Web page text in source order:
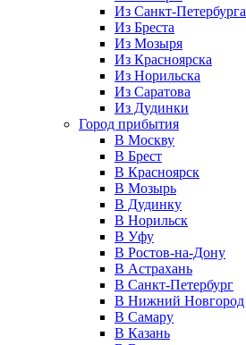
Из Санкт-Петербурга
Из Бреста
Из Мозыря
Из Красноярска
Из Норильска
Из Саратова
Из Дудинки
Город прибытия
В Москву
В Брест
В Красноярск
В Мозырь
В Дудинку
В Норильск
В Уфу
В Ростов-на-Дону
В Астрахань
В Санкт-Петербург
В Нижний Новгород
В Самару
В Казань